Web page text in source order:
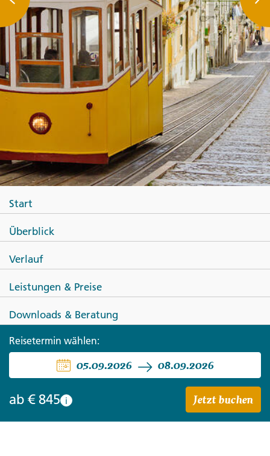
Lissabon ─ Weiße Stadt am
Start
Überblick
Verlauf
Leistungen & Preise
Downloads & Beratung
Reisetermin wählen:
05.09.2026 08.09.2026
ab € 845 i Jetzt buchen